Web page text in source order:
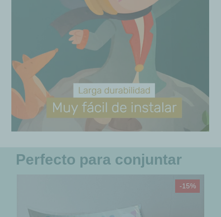
Perfecto para conjuntar
-15%